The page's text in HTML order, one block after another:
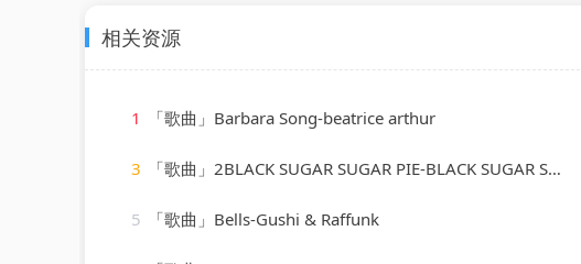
相关资源
1 「歌曲」Barbara Song-beatrice arthur
3 「歌曲」2BLACK SUGAR SUGAR PIE-BLACK SUGAR SUGAR PIE (RAGGA、Grady Martin
5 「歌曲」Bells-Gushi & Raffunk